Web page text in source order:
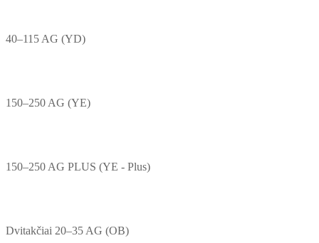
40–115 AG (YD)
150–250 AG (YE)
150–250 AG PLUS (YE - Plus)
Dvitakčiai 20–35 AG (OB)